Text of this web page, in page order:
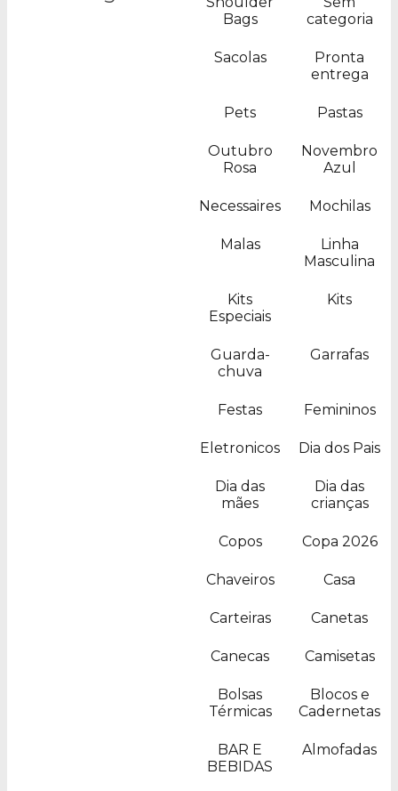
Bags
categoria
Sacolas
Pronta
entrega
Pets Pastas
Outubro
Rosa
Novembro
Azul
Necessaires Mochilas
Malas
Linha
Masculina
Kits
Especiais
Kits
Guarda-
chuva
Garrafas
Festas Femininos
Eletronicos Dia dos Pais
Dia das
mães
Dia das
crianças
Copos Copa 2026
Chaveiros Casa
Carteiras Canetas
Canecas Camisetas
Bolsas
Térmicas
Blocos e
Cadernetas
BAR E
BEBIDAS
Almofadas